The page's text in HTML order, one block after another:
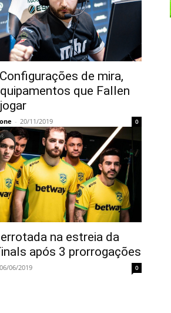
de mira,
que Fallen
- 20/11/2019 0
na estreia da
após 3 prorrogações
06/06/2019 0